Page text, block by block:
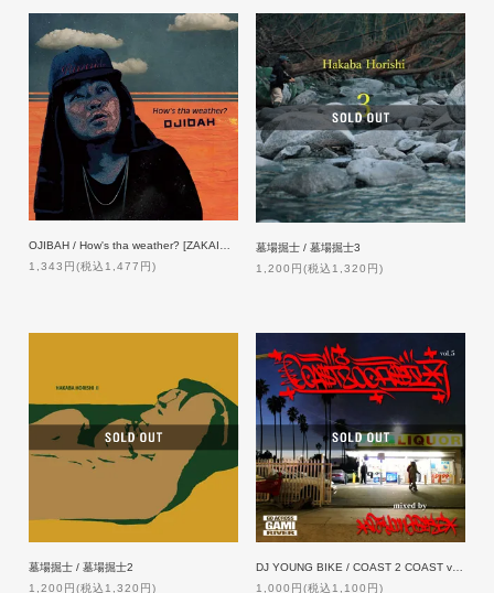
1,343円(税込1,477円)
墓場掘士 / 墓場掘士3
1,200円(税込1,320円)
墓場掘士 / 墓場掘士2
1,200円(税込1,320円)
1,000円(税込1,100円)